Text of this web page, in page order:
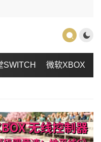
SWITCH 微软XBOX